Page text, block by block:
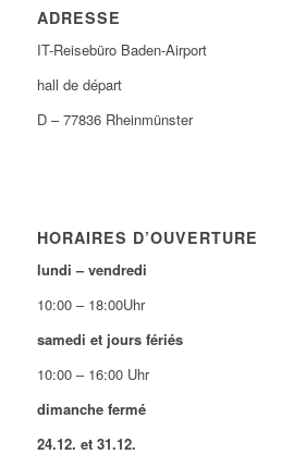
ADRESSE
IT-Reisebüro Baden-Airport
hall de départ
D – 77836 Rheinmünster
HORAIRES D’OUVERTURE
lundi – vendredi
10:00 – 18:00Uhr
samedi et jours fériés
10:00 – 16:00 Uhr
dimanche fermé
24.12. et 31.12.